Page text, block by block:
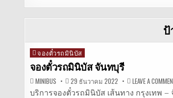
ป้
Posted
in
จองตั๋วรถมินิบัส
จองตั๋วรถมินิบัส จันทบุรี
MINIBUS 29 ธันวาคม 2022 LEAVE A
บริการจองตั๋วรถมินิบัส เส้นทาง กรุงเทพ